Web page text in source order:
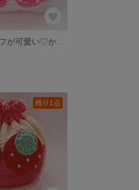
残り1点